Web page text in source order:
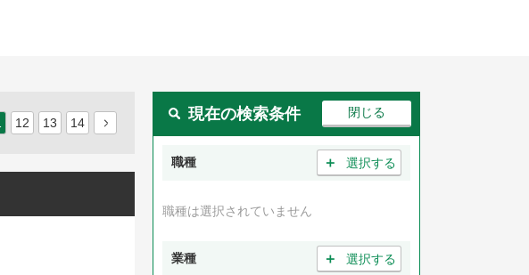
12 13 14
現在の検索条件
職種 ＋ 選択する
職種は選択されていません
業種 ＋ 選択する